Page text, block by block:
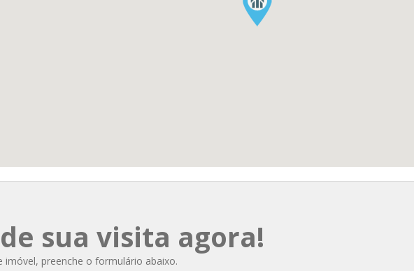
sua visita agora!
imóvel, preenche o formulário abaixo.